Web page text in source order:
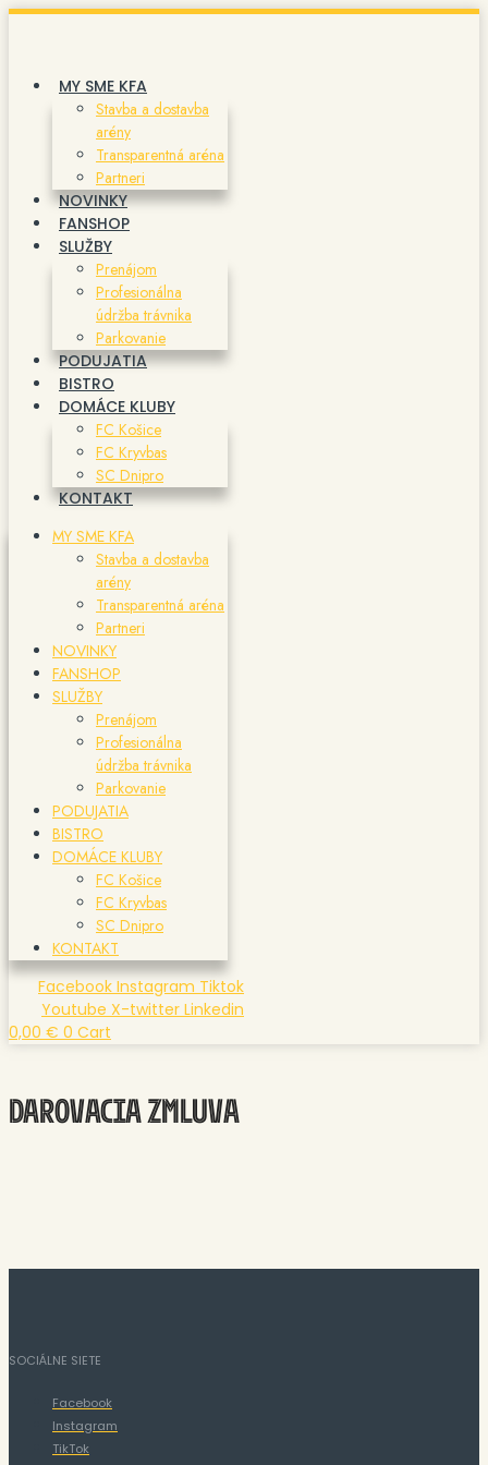
Preskočiť
MY SME KFA
Stavba a dostavba
arény
Transparentná aréna
Partneri
NOVINKY
FANSHOP
SLUŽBY
Prenájom
Profesionálna
údržba trávnika
Parkovanie
PODUJATIA
BISTRO
DOMÁCE KLUBY
FC Košice
FC Kryvbas
SC Dnipro
KONTAKT
MY SME KFA
Stavba a dostavba
arény
Transparentná aréna
Partneri
NOVINKY
FANSHOP
SLUŽBY
Prenájom
Profesionálna
údržba trávnika
Parkovanie
PODUJATIA
BISTRO
DOMÁCE KLUBY
FC Košice
FC Kryvbas
SC Dnipro
KONTAKT
Facebook Instagram Tiktok
Youtube X-twitter Linkedin
0,00 € 0 Cart
DAROVACIA ZMLUVA
SOCIÁLNE SIETE
Facebook
Instagram
TikTok